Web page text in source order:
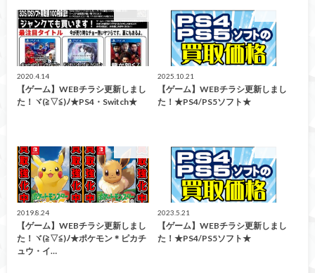
2020.4.14
【ゲーム】WEBチラシ更新しまし
た！ヾ(≧▽≦)ﾉ★PS4・Switch★
2025.10.21
【ゲーム】WEBチラシ更新しまし
た！★PS4/PS5ソフト★
2019.8.24
【ゲーム】WEBチラシ更新しまし
た！ヾ(≧▽≦)ﾉ★ポケモン＊ピカチ
ュウ・イ…
2023.5.21
【ゲーム】WEBチラシ更新しまし
た！★PS4/PS5ソフト★